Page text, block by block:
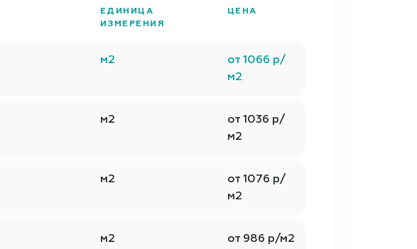
ЕДИНИЦА
ИЗМЕРЕНИЯ
ЦЕНА
м2
от 1066 р/
м2
м2
от 1036 р/
м2
м2
от 1076 р/
м2
м2 от 986 р/м2